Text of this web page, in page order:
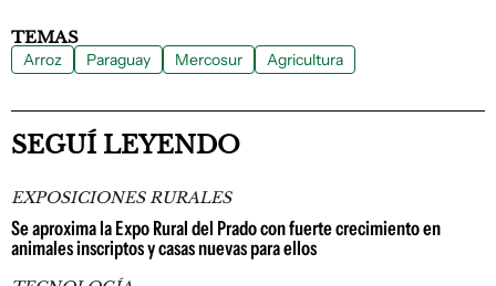
TEMAS
Arroz Paraguay Mercosur Agricultura
SEGUÍ LEYENDO
EXPOSICIONES RURALES
Se aproxima la Expo Rural del Prado con fuerte crecimiento en
animales inscriptos y casas nuevas para ellos